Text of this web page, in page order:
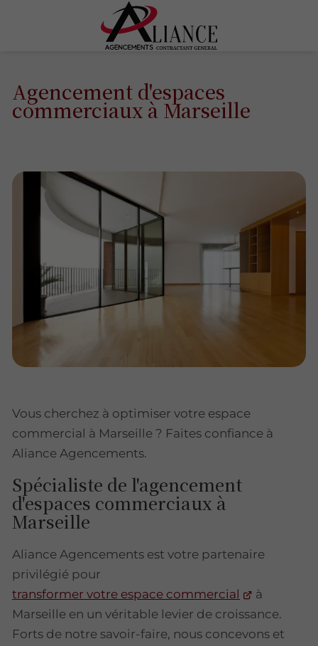
Agencement d'espaces
commerciaux à Marseille
Vous cherchez à optimiser votre espace
commercial à Marseille ? Faites confiance à
Aliance Agencements.
Spécialiste de l'agencement
d'espaces commerciaux à
Marseille
Aliance Agencements est votre partenaire
privilégié pour
transformer votre espace commercial
à
Marseille en un véritable levier de croissance.
Forts de notre savoir-faire, nous concevons et